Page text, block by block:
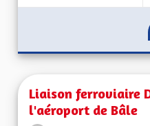
Liaison ferroviaire
l'aéroport de Bâle